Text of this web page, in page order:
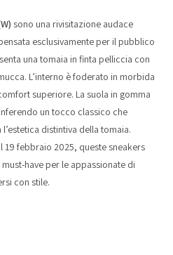
sono una rivisitazione audace
esclusivamente per il pubblico
una tomaia in finta pelliccia con
L’interno è foderato in morbida
superiore. La suola in gomma
un tocco classico che
distintiva della tomaia.
19 febbraio 2025, queste sneakers
have per le appassionate di
con stile.